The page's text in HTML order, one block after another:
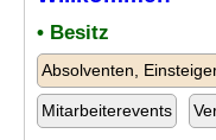
• Besitz
Absolventen,
Mitarbeiterevents